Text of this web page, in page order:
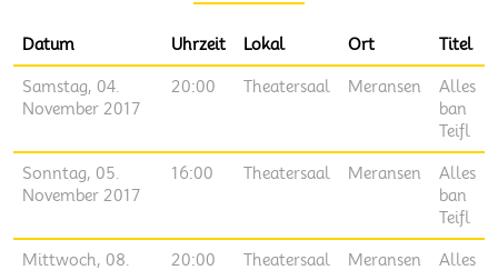
Datum Uhrzeit Lokal Ort Titel
Samstag, 04.
November 2017
20:00 Theatersaal Meransen
Alles
ban
Teifl
Sonntag, 05.
November 2017
16:00 Theatersaal Meransen
Alles
ban
Teifl
Mittwoch, 08.
20:00 Theatersaal Meransen
Alles